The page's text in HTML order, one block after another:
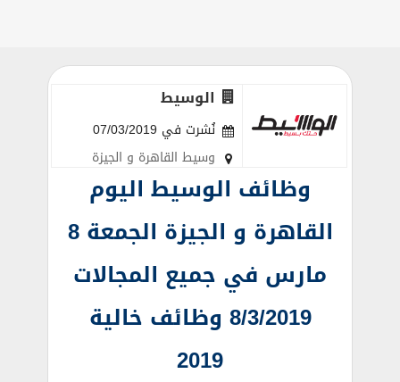
الوسيط
نُشرت في 07/03/2019
وسيط القاهرة و الجيزة
وظائف الوسيط اليوم
القاهرة و الجيزة الجمعة 8
مارس في جميع المجالات
8/3/2019 وظائف خالية
2019